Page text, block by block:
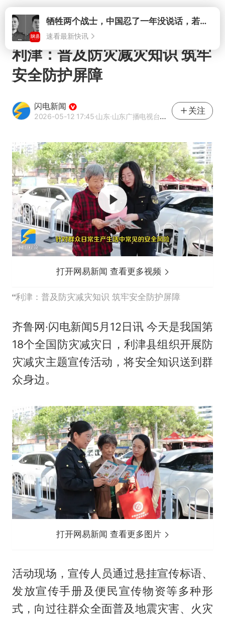
打开牺牲两个战士，中国忍了一年没说话，若菲律宾死了人，他会开战吗
速看最新快讯
利津：普及防灾减灾知识 筑牢
安全防护屏障
闪电新闻
2026-05-12 17:45·山东·山东广播电视台官方APP闪电新闻
关注
打开网易新闻 查看更多视频
利津：普及防灾减灾知识 筑牢安全防护屏障
齐鲁网·闪电新闻5月12日讯 今天是我国第
18个全国防灾减灾日，利津县组织开展防
灾减灾主题宣传活动，将安全知识送到群
众身边。
打开网易新闻 查看更多图片
活动现场，宣传人员通过悬挂宣传标语、
发放宣传手册及便民宣传物资等多种形
式，向过往群众全面普及地震灾害、火灾